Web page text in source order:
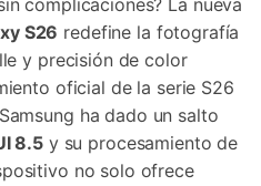
complicaciones? La nueva
S26 redefine la fotografía
y precisión de color
oficial de la serie S26
ha dado un salto
8.5y su procesamiento de
no solo ofrece